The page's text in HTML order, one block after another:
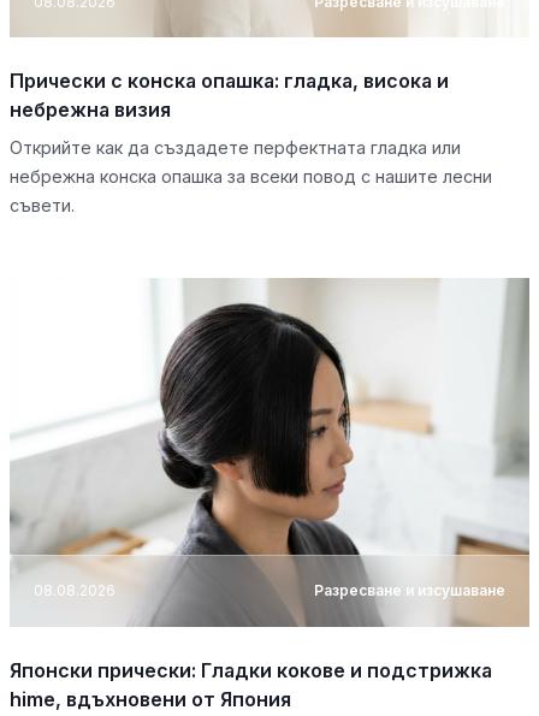
Прически с конска опашка: гладка, висока и
небрежна визия
Открийте как да създадете перфектната гладка или
небрежна конска опашка за всеки повод с нашите лесни
съвети.
08.08.2026 Разресване и изсушаване
Японски прически: Гладки кокове и подстрижка
hime, вдъхновени от Япония